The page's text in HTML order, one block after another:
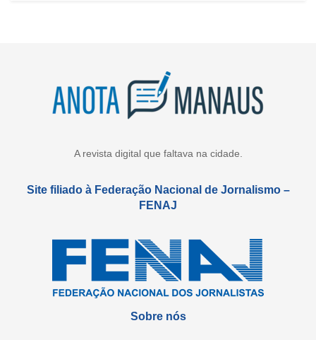
A revista digital que faltava na cidade.
Site filiado à Federação Nacional de Jornalismo –
FENAJ
Sobre nós